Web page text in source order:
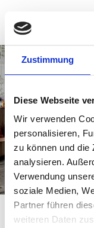
Zustimmung
Diese Webseite
Wir verwenden
personalisieren,
zu können und die
analysieren.
Verwendung
soziale Medien,
Partner führen
weiteren Daten